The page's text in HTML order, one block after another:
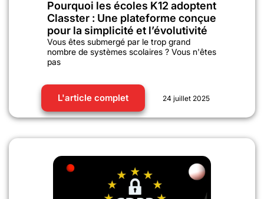
Pourquoi les écoles K12 adoptent
Classter : Une plateforme conçue
pour la simplicité et l’évolutivité
Vous êtes submergé par le trop grand
nombre de systèmes scolaires ? Vous n'êtes
pas
L'article complet 24 juillet 2025